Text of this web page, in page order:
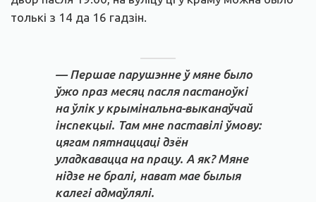
толькі з 14 да 16 гадзін.
— Першае парушэнне ў мяне было
ўжо праз месяц пасля пастаноўкі
на ўлік у крымінальна-выканаўчай
інспекцыі. Там мне паставілі ўмову:
цягам пятнаццаці дзён
уладкавацца на працу. А як? Мяне
нідзе не бралі, нават мае былыя
калегі адмаўлялі.